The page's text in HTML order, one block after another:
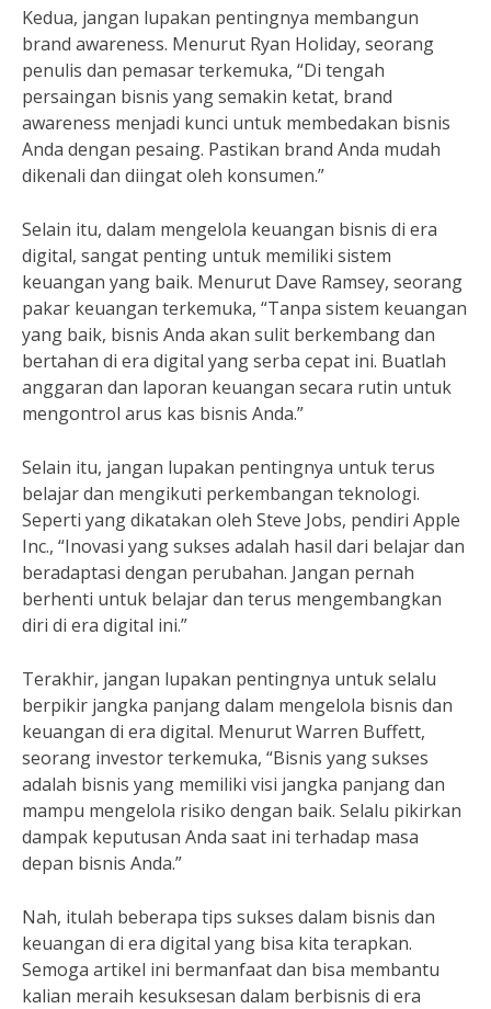
Kedua, jangan lupakan pentingnya membangun
brand awareness. Menurut Ryan Holiday, seorang
penulis dan pemasar terkemuka, “Di tengah
persaingan bisnis yang semakin ketat, brand
awareness menjadi kunci untuk membedakan bisnis
Anda dengan pesaing. Pastikan brand Anda mudah
dikenali dan diingat oleh konsumen.”
Selain itu, dalam mengelola keuangan bisnis di era
digital, sangat penting untuk memiliki sistem
keuangan yang baik. Menurut Dave Ramsey, seorang
pakar keuangan terkemuka, “Tanpa sistem keuangan
yang baik, bisnis Anda akan sulit berkembang dan
bertahan di era digital yang serba cepat ini. Buatlah
anggaran dan laporan keuangan secara rutin untuk
mengontrol arus kas bisnis Anda.”
Selain itu, jangan lupakan pentingnya untuk terus
belajar dan mengikuti perkembangan teknologi.
Seperti yang dikatakan oleh Steve Jobs, pendiri Apple
Inc., “Inovasi yang sukses adalah hasil dari belajar dan
beradaptasi dengan perubahan. Jangan pernah
berhenti untuk belajar dan terus mengembangkan
diri di era digital ini.”
Terakhir, jangan lupakan pentingnya untuk selalu
berpikir jangka panjang dalam mengelola bisnis dan
keuangan di era digital. Menurut Warren Buffett,
seorang investor terkemuka, “Bisnis yang sukses
adalah bisnis yang memiliki visi jangka panjang dan
mampu mengelola risiko dengan baik. Selalu pikirkan
dampak keputusan Anda saat ini terhadap masa
depan bisnis Anda.”
Nah, itulah beberapa tips sukses dalam bisnis dan
keuangan di era digital yang bisa kita terapkan.
Semoga artikel ini bermanfaat dan bisa membantu
kalian meraih kesuksesan dalam berbisnis di era